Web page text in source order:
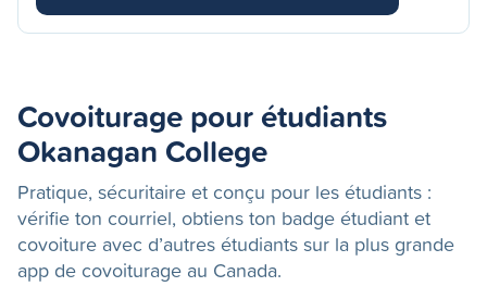
Covoiturage pour étudiants
Okanagan College
Pratique, sécuritaire et conçu pour les étudiants :
vérifie ton courriel, obtiens ton badge étudiant et
covoiture avec d’autres étudiants sur la plus grande
app de covoiturage au Canada.